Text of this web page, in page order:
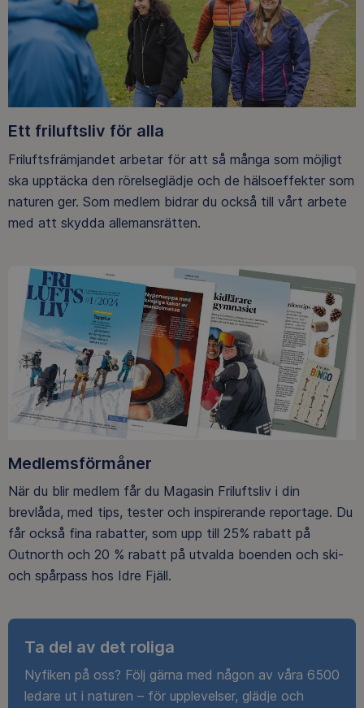
Ett friluftsliv för alla
Friluftsfrämjandet arbetar för att så många som möjligt
ska upptäcka den rörelseglädje och de hälsoeffekter som
naturen ger. Som medlem bidrar du också till vårt arbete
med att skydda allemansrätten.
Medlemsförmåner
När du blir medlem får du Magasin Friluftsliv i din
brevlåda, med tips, tester och inspirerande reportage. Du
får också fina rabatter, som upp till 25% rabatt på
Outnorth och 20 % rabatt på utvalda boenden och ski-
och spårpass hos Idre Fjäll.
Ta del av det roliga
Nyfiken på oss? Följ gärna med någon av våra 6500
ledare ut i naturen – för upplevelser, glädje och